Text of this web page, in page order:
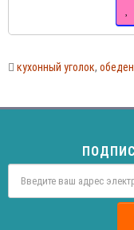
кухонный уголок,